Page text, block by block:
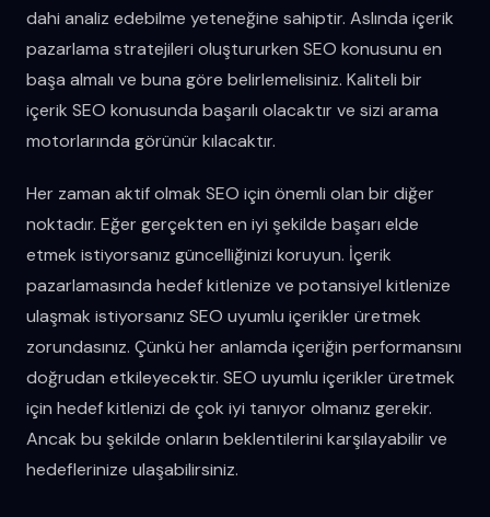
dahi analiz edebilme yeteneğine sahiptir. Aslında içerik
pazarlama stratejileri oluştururken SEO konusunu en
başa almalı ve buna göre belirlemelisiniz. Kaliteli bir
içerik SEO konusunda başarılı olacaktır ve sizi arama
motorlarında görünür kılacaktır.
Her zaman aktif olmak SEO için önemli olan bir diğer
noktadır. Eğer gerçekten en iyi şekilde başarı elde
etmek istiyorsanız güncelliğinizi koruyun. İçerik
pazarlamasında hedef kitlenize ve potansiyel kitlenize
ulaşmak istiyorsanız SEO uyumlu içerikler üretmek
zorundasınız. Çünkü her anlamda içeriğin performansını
doğrudan etkileyecektir. SEO uyumlu içerikler üretmek
için hedef kitlenizi de çok iyi tanıyor olmanız gerekir.
Ancak bu şekilde onların beklentilerini karşılayabilir ve
hedeflerinize ulaşabilirsiniz.